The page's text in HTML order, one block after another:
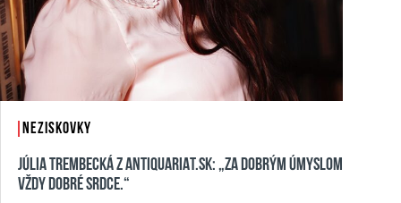
NEZISKOVKY
JÚLIA TREMBECKÁ Z ANTIQUARIAT.SK: „ZA DOBRÝM ÚMYSLOM JE
VŽDY DOBRÉ SRDCE.“